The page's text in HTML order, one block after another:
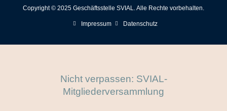
Copyright © 2025 Geschäftsstelle SVIAL. Alle Rechte vorbehalten.
Impressum Datenschutz
Nicht verpassen: SVIAL-
Mitgliederversammlung